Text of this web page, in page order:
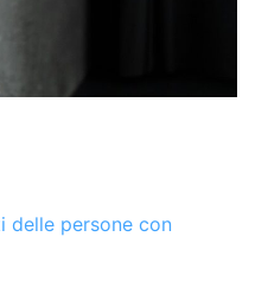
delle persone con